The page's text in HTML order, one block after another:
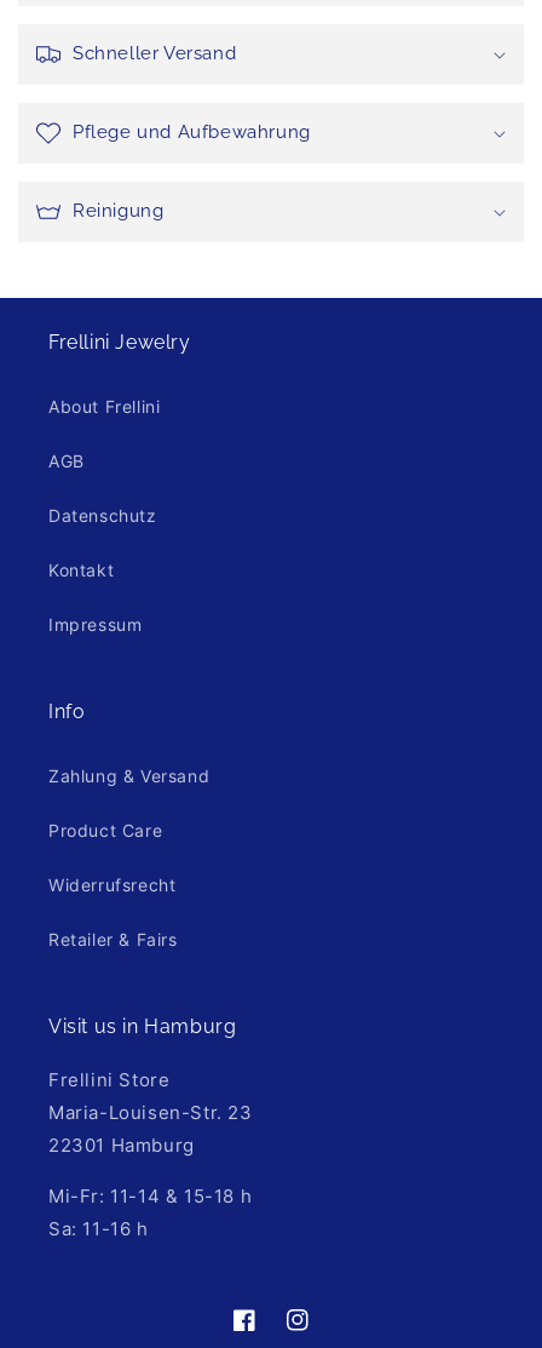
Schneller Versand
Pflege und Aufbewahrung
Reinigung
Frellini Jewelry
About Frellini
AGB
Datenschutz
Kontakt
Impressum
Info
Zahlung & Versand
Product Care
Widerrufsrecht
Retailer & Fairs
Visit us in Hamburg
Frellini Store
Maria-Louisen-Str. 23
22301 Hamburg
Mi-Fr: 11-14 & 15-18 h
Sa: 11-16 h
https://de-https://www.instagram.com/